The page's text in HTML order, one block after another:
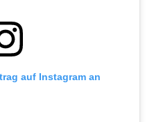
auf Instagram an